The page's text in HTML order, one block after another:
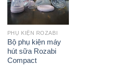
PHỤ KIỆN ROZABI
Bộ phụ kiện máy
hút sữa Rozabi
Compact